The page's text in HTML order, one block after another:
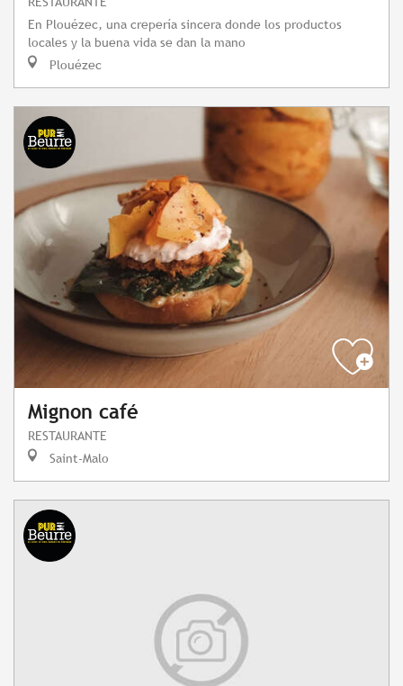
En Plouézec, una crepería sincera donde los productos
locales y la buena vida se dan la mano
Plouézec
Mignon café
RESTAURANTE
Saint-Malo